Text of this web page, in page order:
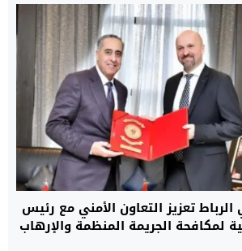
تعزيز التعاون الأمني مع رئيس
لمكافحة الجريمة المنظمة والإرهاب